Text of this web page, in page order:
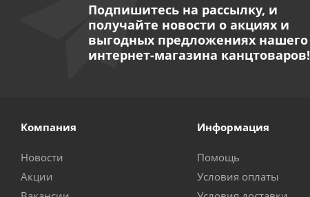
Подпишитесь на рассылку, и
получайте новости о акциях и
выгодных предложениях нашего
интернет-магазина канцтоваров!
Компания
Новости
Акции
Информация
Помощь
Условия оплаты